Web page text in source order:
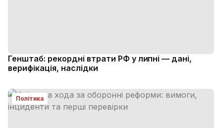
Генштаб: рекордні втрати РФ у липні — дані,
верифікація, наслідки
Політика